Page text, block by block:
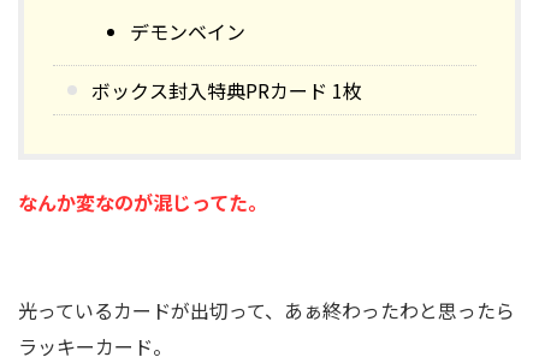
デモンベイン
ボックス封入特典PRカード 1枚
なんか変なのが混じってた。
光っているカードが出切って、あぁ終わったわと思ったら
ラッキーカード。